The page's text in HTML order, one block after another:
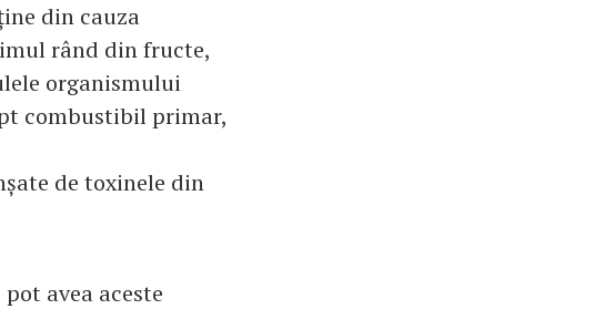
din cauza
rând din fructe,
organismului
combustibil primar,
de toxinele din
avea aceste